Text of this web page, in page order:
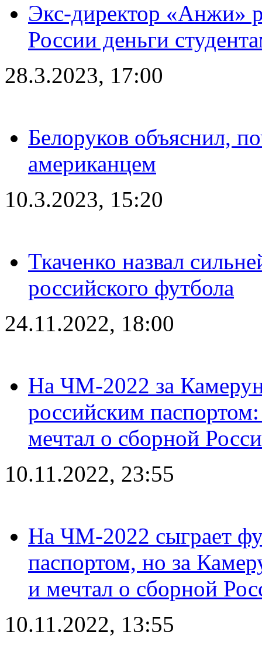
Экс-директор «Анжи»
России деньги
28.3.2023, 17:00
Белоруков объяснил,
американцем
10.3.2023, 15:20
Ткаченко назвал
российского футбола
24.11.2022, 18:00
На ЧМ-2022 за
российским
мечтал о сборной
10.11.2022, 23:55
На ЧМ-2022 сыграет
паспортом, но за
и мечтал о сборной
10.11.2022, 13:55